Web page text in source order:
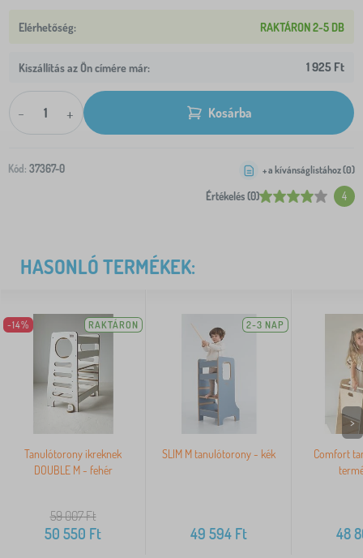
RAKTÁRON 2-5 DB
Kiszállítás az Ön címére már: 1 925 Ft
- + Kosárba
Kód: 37367-0
Értékelés (0) 4
+ a kívánságlistához (0)
HASONLÓ TERMÉKEK:
-14% RAKTÁRON
Tanulótorony ikreknek
DOUBLE M - fehér
59 007Ft
50 550 Ft
2-3 NAP
SLIM M tanulótorony - kék
49 594 Ft
Comfort
48
>